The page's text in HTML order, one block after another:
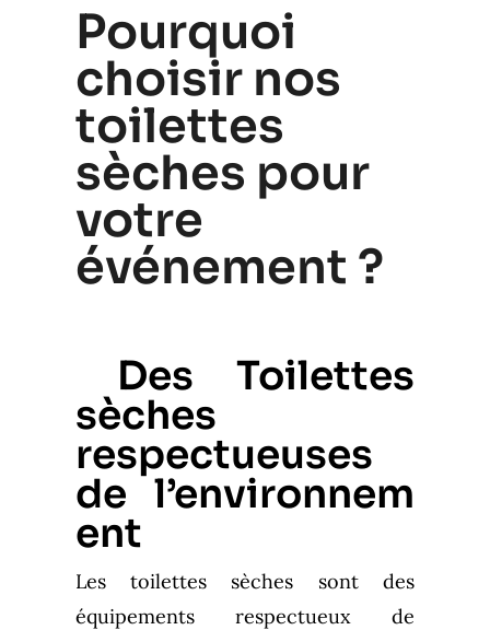
Pourquoi
choisir nos
toilettes
sèches pour
votre
événement ?
DesToilettes
sèches
respectueuses
del’environnem
ent
Les toilettes sèches sont des
équipements respectueux de